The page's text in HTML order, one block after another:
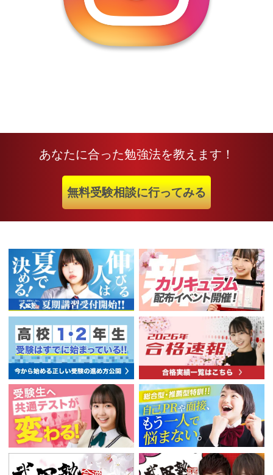
あなたに合った勉強法を教えます！
無料受験相談に行ってみる